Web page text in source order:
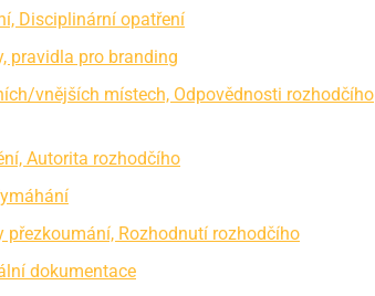
Disciplinární opatření
pravidla pro branding
vnějších místech, Odpovědnosti rozhodčího
Autorita rozhodčího
přezkoumání, Rozhodnutí rozhodčího
dokumentace